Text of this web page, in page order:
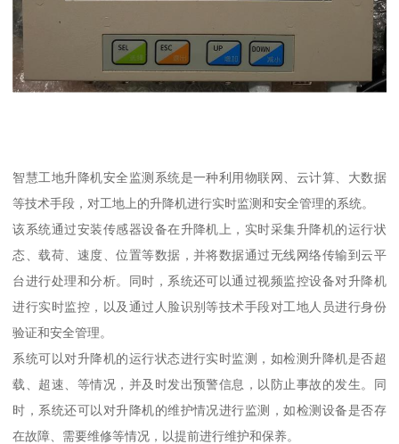
智慧工地升降机安全监测系统是一种利用物联网、云计算、大数据
等技术手段，对工地上的升降机进行实时监测和安全管理的系统。
该系统通过安装传感器设备在升降机上，实时采集升降机的运行状
态、载荷、速度、位置等数据，并将数据通过无线网络传输到云平
台进行处理和分析。同时，系统还可以通过视频监控设备对升降机
进行实时监控，以及通过人脸识别等技术手段对工地人员进行身份
验证和安全管理。
系统可以对升降机的运行状态进行实时监测，如检测升降机是否超
载、超速、等情况，并及时发出预警信息，以防止事故的发生。同
时，系统还可以对升降机的维护情况进行监测，如检测设备是否存
在故障、需要维修等情况，以提前进行维护和保养。